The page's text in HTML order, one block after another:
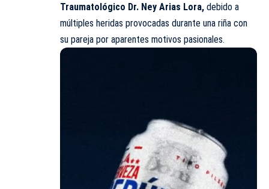
Traumatológico Dr. Ney Arias Lora, debido a
múltiples heridas provocadas durante una riña con
su pareja por aparentes motivos pasionales.